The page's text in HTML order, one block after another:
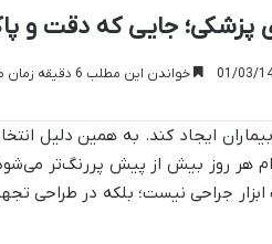
جایی که دقت و
خواندن این مطلب 6 دقیقه زمان میبرد
ایجاد کند. به همین دلیل
هر روز بیش از پیش پررنگ‌تر
جراحی نیست؛ بلکه در طراحی